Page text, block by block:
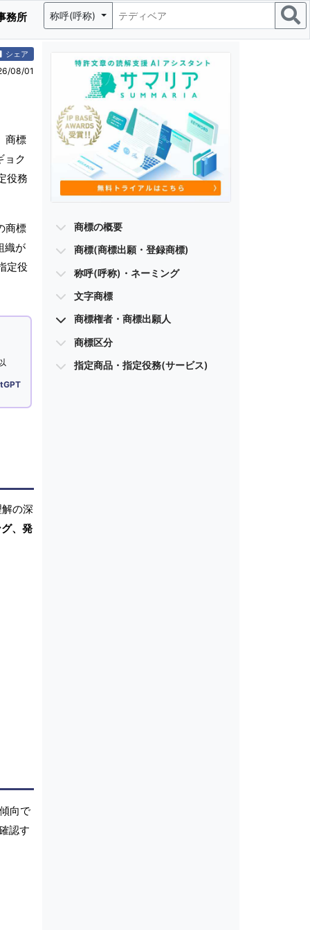
務所 称呼(呼称)
シェア
08/01
商標
ョク
役務
商標
織が
定役
の深
、発
向で
認す
商標の概要
商標(商標出願・登録商標)
称呼(呼称)・ネーミング
文字商標
商標権者・商標出願人
商標区分
指定商品・指定役務(サービス)